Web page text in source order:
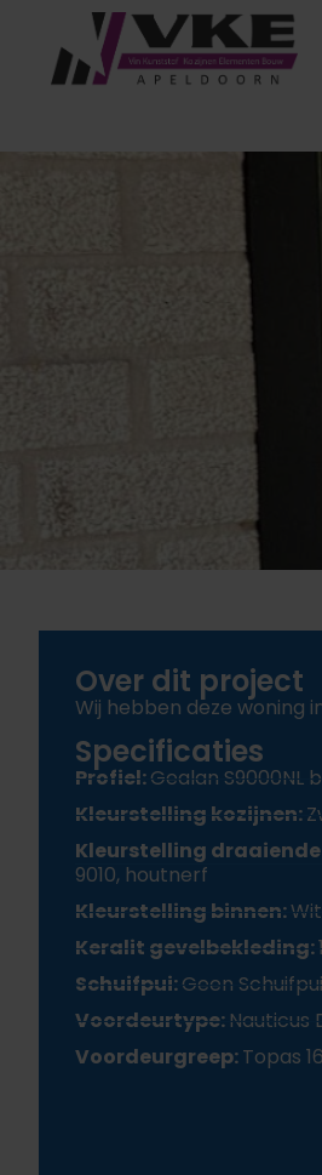
Over dit project
Wij hebben deze woning
Specificaties
Profiel:Gealan S9000NL
Kleurstelling kozijnen:
Kleurstelling
9010, houtnerf
Kleurstelling binnen:
Keralit gevelbekleding:
Schuifpui:Geen Schuifpui
Voordeurtype: Nauticus
Voordeurgreep:Topas